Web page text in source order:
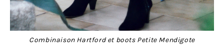
Combinaison Hartford et boots Petite Mendigote